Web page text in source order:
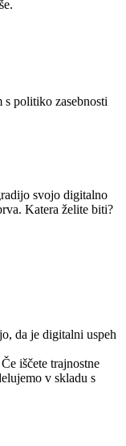
s politiko zasebnosti
svojo digitalno
Katera želite biti?
da je digitalni uspeh
iščete trajnostne
v skladu s